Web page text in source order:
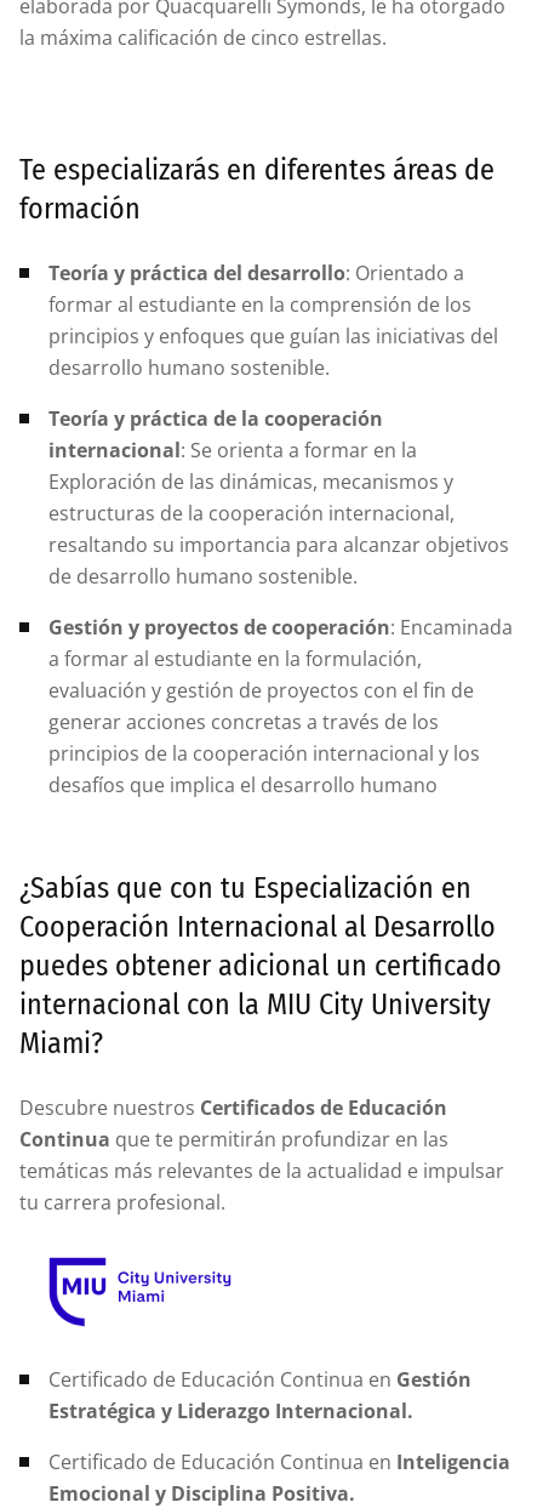
elaborada por Quacquarelli Symonds, le ha otorgado
la máxima calificación de cinco estrellas.
Te especializarás en diferentes áreas de
formación
Teoría y práctica del desarrollo: Orientado a
formar al estudiante en la comprensión de los
principios y enfoques que guían las iniciativas del
desarrollo humano sostenible.
Teoría y práctica de la cooperación
internacional: Se orienta a formar en la
Exploración de las dinámicas, mecanismos y
estructuras de la cooperación internacional,
resaltando su importancia para alcanzar objetivos
de desarrollo humano sostenible.
Gestión y proyectos de cooperación: Encaminada
a formar al estudiante en la formulación,
evaluación y gestión de proyectos con el fin de
generar acciones concretas a través de los
principios de la cooperación internacional y los
desafíos que implica el desarrollo humano
¿Sabías que con tu Especialización en
Cooperación Internacional al Desarrollo
puedes obtener adicional un certificado
internacional con la MIU City University
Miami?
Descubre nuestros Certificados de Educación
Continua que te permitirán profundizar en las
temáticas más relevantes de la actualidad e impulsar
tu carrera profesional.
Certificado de Educación Continua en Gestión
Estratégica y Liderazgo Internacional.
Certificado de Educación Continua en Inteligencia
Emocional y Disciplina Positiva.